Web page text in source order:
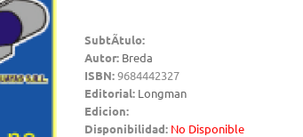
SubtÃ­tulo:
Autor: Breda
ISBN:9684442327
Editorial: Longman
Edicion:
Disponibilidad: No Disponible